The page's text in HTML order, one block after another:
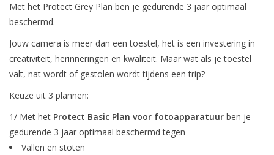
Met het Protect Grey Plan ben je gedurende 3 jaar optimaal
beschermd.
Jouw camera is meer dan een toestel, het is een investering in
creativiteit, herinneringen en kwaliteit. Maar wat als je toestel
valt, nat wordt of gestolen wordt tijdens een trip?
Keuze uit 3 plannen:
1/ Met het Protect Basic Plan voor fotoapparatuur ben je
gedurende 3 jaar optimaal beschermd tegen
Vallen en stoten